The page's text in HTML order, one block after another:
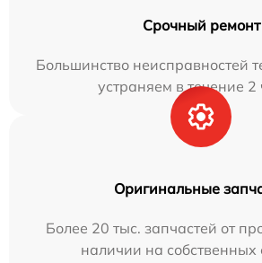
Срочный ремонт
Большинство неисправностей
устраняем в течение 2
Оригинальные
Более 20 тыс. запчастей от
наличии на собственных